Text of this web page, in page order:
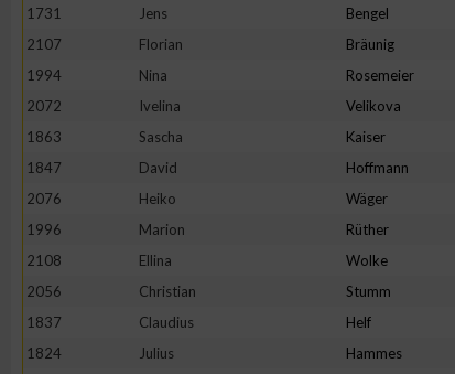
1731
Jens Bengel
2107
Florian Bräunig
1994
Nina Rosemeier
2072
Ivelina Velikova
1863
Sascha Kaiser
1847
David Hoffmann
2076
Heiko Wäger
1996
Marion Rüther
2108
Ellina Wolke
2056
Christian Stumm
1837
Claudius Helf
1824
Julius Hammes